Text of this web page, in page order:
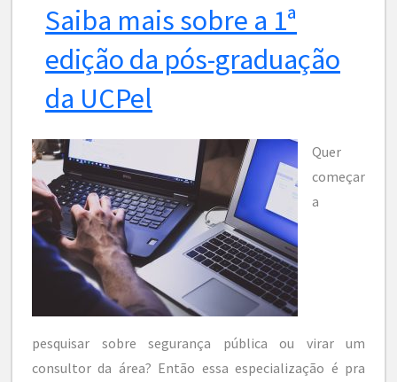
Saiba mais sobre a 1ª
edição da pós-graduação
da UCPel
Quer
começar
a
pesquisar sobre segurança pública ou virar um
consultor da área? Então essa especialização é pra